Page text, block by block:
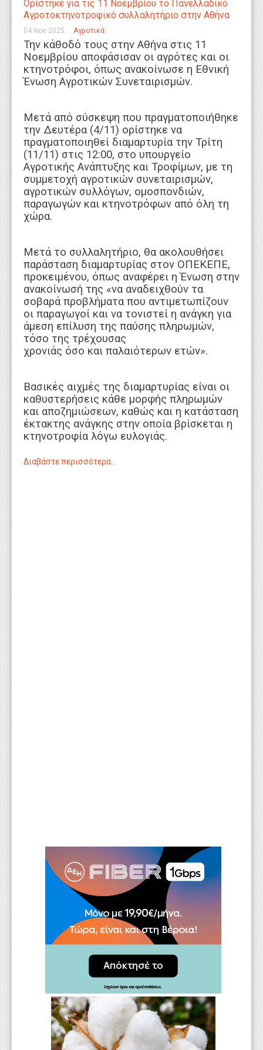
Ορίστηκε για τις 11 Νοεμβρίου το Πανελλαδικό
Αγροτοκτηνοτροφικό συλλαλητήριο στην Αθήνα
04 Νοε 2025 Αγροτικά
Την κάθοδό τους στην Αθήνα στις 11
Νοεμβρίου αποφάσισαν οι αγρότες και οι
κτηνοτρόφοι, όπως ανακοίνωσε η Εθνική
Ένωση Αγροτικών Συνεταιρισμών.
Μετά από σύσκεψη που πραγματοποιήθηκε
την Δευτέρα (4/11) ορίστηκε να
πραγματοποιηθεί διαμαρτυρία την Τρίτη
(11/11) στις 12:00, στο υπουργείο
Αγροτικής Ανάπτυξης και Τροφίμων, με τη
συμμετοχή αγροτικών συνεταιρισμών,
αγροτικών συλλόγων, ομοσπονδιών,
παραγωγών και κτηνοτρόφων από όλη τη
χώρα.
Μετά το συλλαλητήριο, θα ακολουθήσει
παράσταση διαμαρτυρίας στον ΟΠΕΚΕΠΕ,
προκειμένου, όπως αναφέρει η Ένωση στην
ανακοίνωσή της «να αναδειχθούν τα
σοβαρά προβλήματα που αντιμετωπίζουν
οι παραγωγοί και να τονιστεί η ανάγκη για
άμεση επίλυση της παύσης πληρωμών,
τόσο της τρέχουσας
χρονιάς όσο και παλαιότερων ετών».
Βασικές αιχμές της διαμαρτυρίας είναι οι
καθυστερήσεις κάθε μορφής πληρωμών
και αποζημιώσεων, καθώς και η κατάσταση
έκτακτης ανάγκης στην οποία βρίσκεται η
κτηνοτροφία λόγω ευλογιάς.
Διαβάστε περισσότερα...
WEBTV